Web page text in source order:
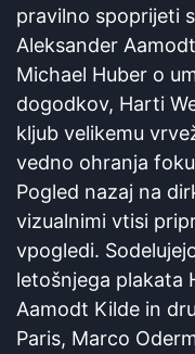
pravilno spoprijeti
Aleksander
Michael Huber o
dogodkov, Harti
kljub velikemu
vedno ohranja
Pogled nazaj na
vizualnimi vtisi
vpogledi.
letošnjega plakata
Aamodt Kilde in
Paris, Marco